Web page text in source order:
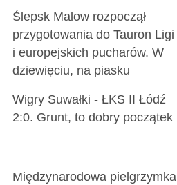
Ślepsk Malow rozpoczął
przygotowania do Tauron Ligi
i europejskich pucharów. W
dziewięciu, na piasku
Wigry Suwałki - ŁKS II Łódź
2:0. Grunt, to dobry początek
Międzynarodowa pielgrzymka